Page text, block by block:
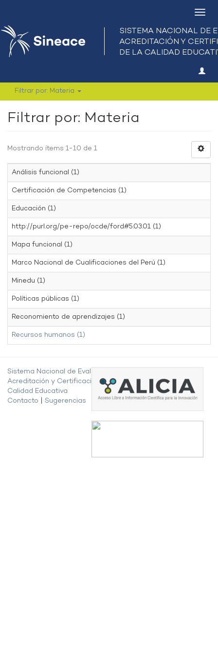
Filtrar por: Materia
Filtrar por: Materia
Mostrando ítems 1-10 de 1
Análisis funcional (1)
Certificación de Competencias (1)
Educación (1)
http://purl.org/pe-repo/ocde/ford#5.03.01 (1)
Mapa funcional (1)
Marco Nacional de Cualificaciones del Perú (1)
Minedu (1)
Políticas públicas (1)
Reconomiento de aprendizajes (1)
Recursos humanos (1)
Sistema Nacional de Evaluación,
Acreditación y Certificación de la
Calidad Educativa
Contacto
Sugerencias